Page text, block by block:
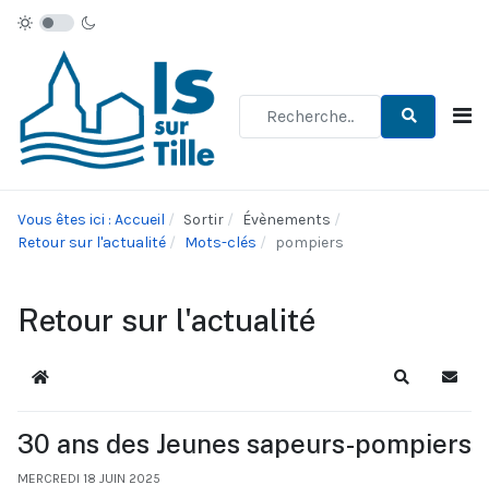
Vous êtes ici : Accueil Sortir
Évènements
Retour sur l'actualité
Mots-clés pompiers
Retour sur l'actualité
Accueil Recherche
30 ans des Jeunes sapeurs-pompiers
MERCREDI 18 JUIN 2025